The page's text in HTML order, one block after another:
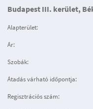
Budapest III. kerület,
Alapterület:
Ár:
Szobák:
Átadás várható időpontja:
Regisztrációs szám: